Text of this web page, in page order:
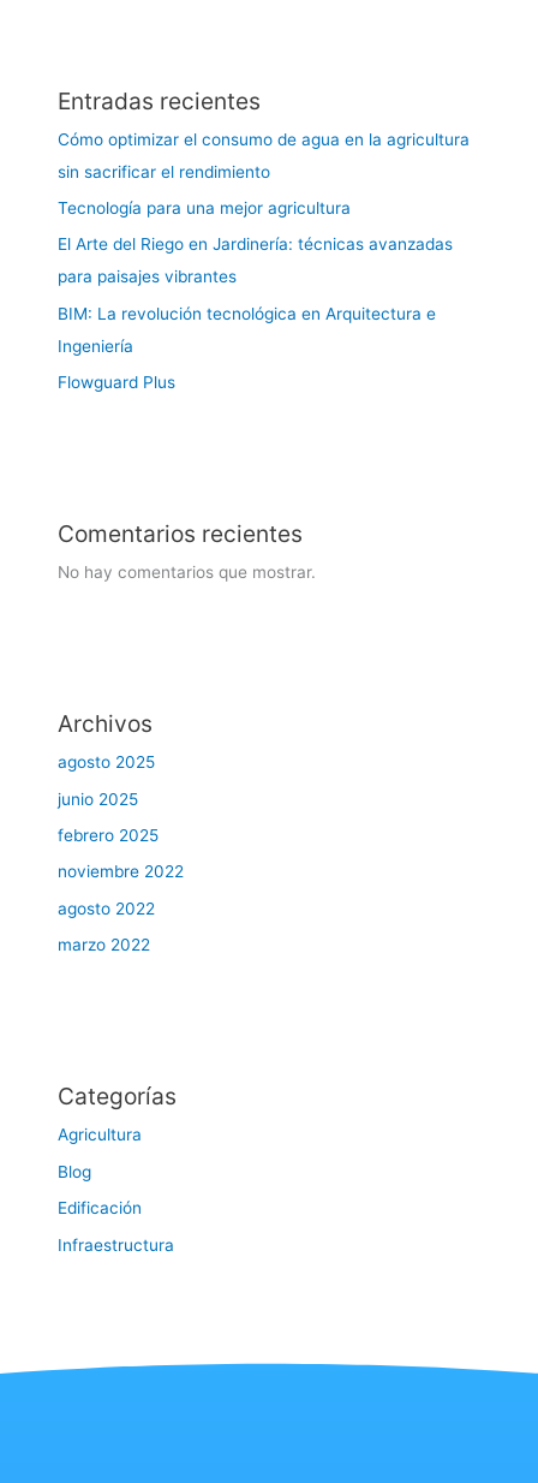
Entradas recientes
Cómo optimizar el consumo de agua en la agricultura
sin sacrificar el rendimiento
Tecnología para una mejor agricultura
El Arte del Riego en Jardinería: técnicas avanzadas
para paisajes vibrantes
BIM: La revolución tecnológica en Arquitectura e
Ingeniería
Flowguard Plus
Comentarios recientes
No hay comentarios que mostrar.
Archivos
agosto 2025
junio 2025
febrero 2025
noviembre 2022
agosto 2022
marzo 2022
Categorías
Agricultura
Blog
Edificación
Infraestructura